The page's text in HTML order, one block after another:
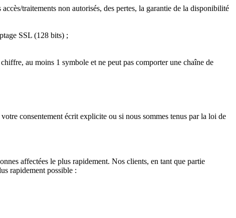
traitements non autorisés, des pertes, la garantie de la disponibilité
SSL (128 bits) ;
au moins 1 symbole et ne peut pas comporter une chaîne de
consentement écrit explicite ou si nous sommes tenus par la loi de
affectées le plus rapidement. Nos clients, en tant que partie
rapidement possible :